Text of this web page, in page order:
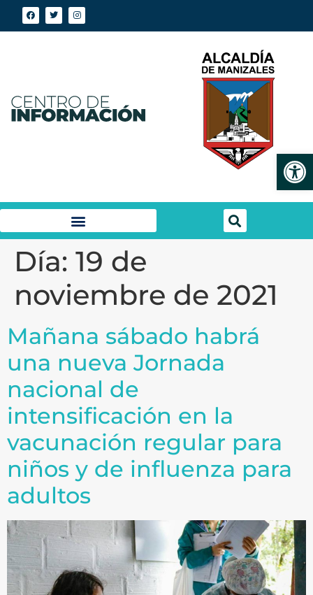
Día: 19 de
noviembre de 2021
Mañana sábado habrá
una nueva Jornada
nacional de
intensificación en la
vacunación regular para
niños y de influenza para
adultos